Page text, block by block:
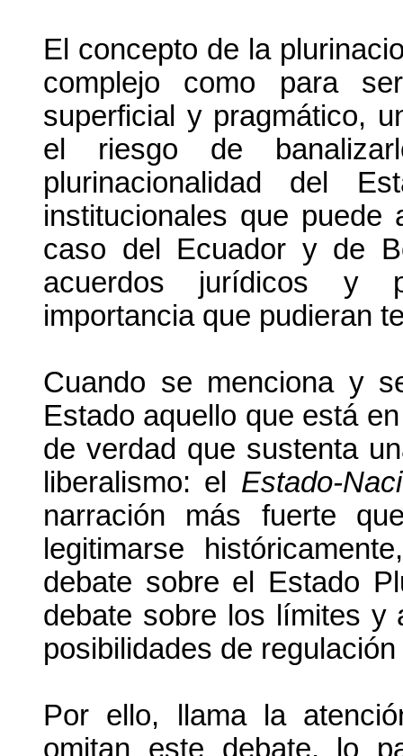
El concepto de la
complejo como para
superficial y pragmático,
el riesgo de
plurinacionalidad del
institucionales que puede
caso del Ecuador y de
acuerdos jurídicos y
importancia que pudieran
Cuando se menciona y
Estado aquello que está
de verdad que sustenta
liberalismo: el Estado-
narración más fuerte
legitimarse
debate sobre el Estado
debate sobre los límites y
posibilidades de
Por ello, llama la
omitan este debate, lo